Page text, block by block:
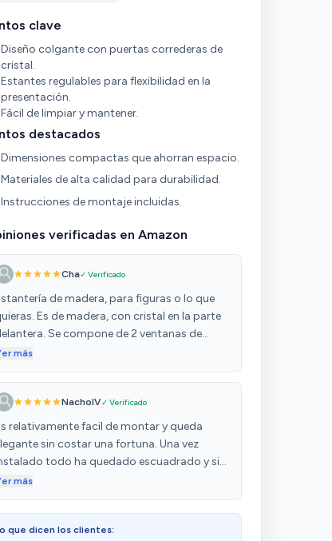
clave
Diseño colgante con puertas correderas de
cristal.
Estantes regulables para flexibilidad en la
presentación.
Fácil de limpiar y mantener.
destacados
Dimensiones compactas que ahorran espacio.
Materiales de alta calidad para durabilidad.
Instrucciones de montaje incluidas.
verificadas en Amazon
Cha✓ Verificado
de madera, para figuras o lo que
Es de madera, con cristal en la parte
Se compone de 2 ventanas de
para poder abrir desde casa lado y
y las puedes poner a diferentes alturas.
juegues con las alturas, puedes poner
las lejos o menos. Yo la uso para figuras
star wars, y quedan fenomenal en la
Para la parte trasera trae una
la tabla trasera. Recomendable para
más
NachoIV✓ Verificado
relativamente facil de montar y queda
sin costar una fortuna. Una vez
todo ha quedado escuadrado y sin
A mejorar diria que los dos soportes
agujeros de más y que los cristales
ser transparentes y no estar
más
que dicen los clientes: